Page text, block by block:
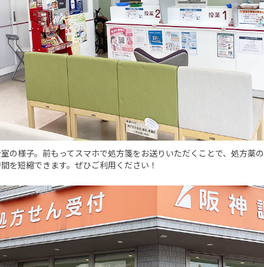
の様子。前もってスマホで処方箋をお送りいただくことで、処方薬
を短縮できます。ぜひご利用ください！